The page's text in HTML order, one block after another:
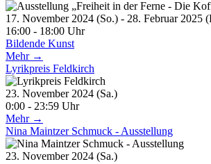
17. November 2024 (So.) - 28. Februar 2025
16:00 - 18:00 Uhr
Bildende Kunst
Mehr →
Lyrikpreis Feldkirch
23. November 2024 (Sa.)
0:00 - 23:59 Uhr
Mehr →
Nina Maintzer Schmuck - Ausstellung
23. November 2024 (Sa.)